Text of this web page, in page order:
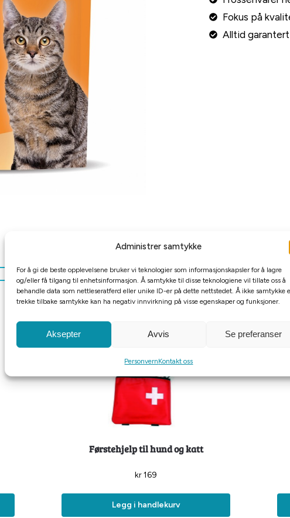
Administrer samtykke
For å gi de beste opplevelsene bruker vi teknologier som informasjonskapsler for å lagre
og/eller få tilgang til enhetsinformasjon. Å samtykke til disse teknologiene vil tillate oss å
behandle data som nettleseratferd eller unike ID-er på dette nettstedet. Å ikke samtykke
trekke tilbake samtykke kan ha negativ innvirkning på visse egenskaper og funksjoner.
Aksepter Avvis Se preferanser
PersonvernKontakt oss
Fokus på
Alltid
Førstehjelp til hund og katt
kr169
Legg i handlekurv